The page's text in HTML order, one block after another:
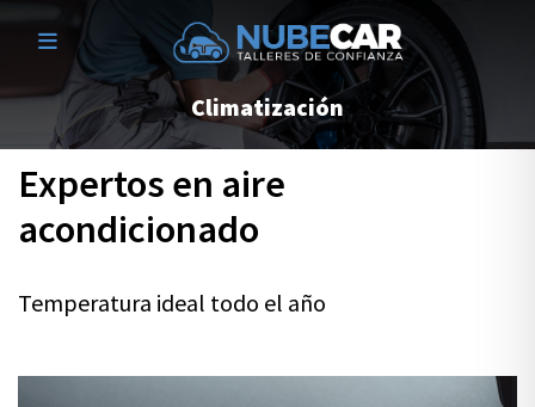
Climatización
Expertos en aire
acondicionado
Temperatura ideal todo el año